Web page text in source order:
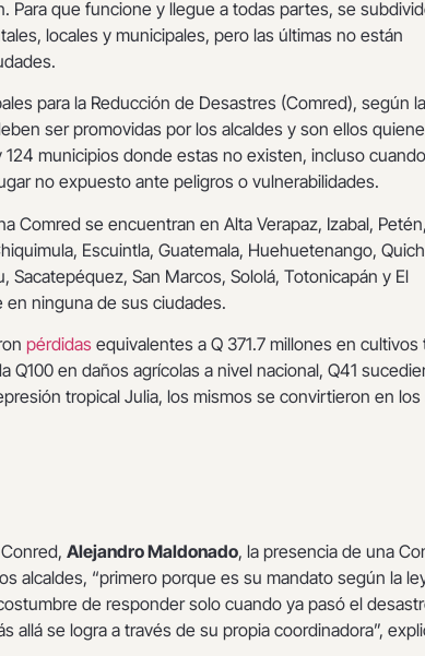
Para que funcione y llegue a todas partes, se
locales y municipales, pero las últimas no están
para la Reducción de Desastres (Comred), según
ser promovidas por los alcaldes y son ellos
124 municipios donde estas no existen, incluso cuando
no expuesto ante peligros o vulnerabilidades.
Comred se encuentran en Alta Verapaz, Izabal,
Escuintla, Guatemala, Huehuetenango,
Sacatepéquez, San Marcos, Sololá, Totonicapán y El
en ninguna de sus ciudades.
pérdidas equivalentes a Q 371.7 millones en cultivos
Q100 en daños agrícolas a nivel nacional, Q41
tropical Julia, los mismos se convirtieron en los
Alejandro Maldonado, la presencia de una
alcaldes, “primero porque es su mandato según la
de responder solo cuando ya pasó el
allá se logra a través de su propia coordinadora”,